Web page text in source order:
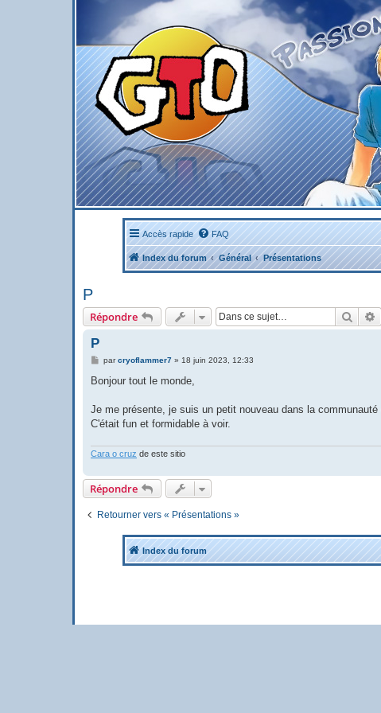
Accès rapide FAQ
Index du forum Général Présentations
P
Répondre
P
M
s
g
parcryoflammer7» 18 juin 2023, 12:33
Bonjour tout le monde,
Je me présente, je suis un petit nouveau dans la
C'était fun et formidable à voir.
Cara o cruz de este sitio
Répondre
Retourner vers « Présentations »
Index du forum